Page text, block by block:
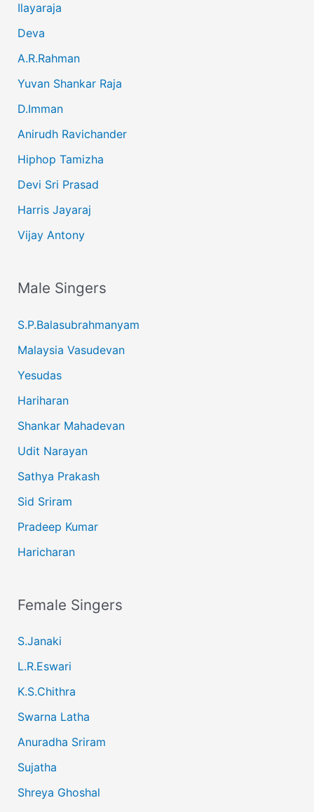
Ilayaraja
Deva
A.R.Rahman
Yuvan Shankar Raja
D.Imman
Anirudh Ravichander
Hiphop Tamizha
Devi Sri Prasad
Harris Jayaraj
Vijay Antony
Male Singers
S.P.Balasubrahmanyam
Malaysia Vasudevan
Yesudas
Hariharan
Shankar Mahadevan
Udit Narayan
Sathya Prakash
Sid Sriram
Pradeep Kumar
Haricharan
Female Singers
S.Janaki
L.R.Eswari
K.S.Chithra
Swarna Latha
Anuradha Sriram
Sujatha
Shreya Ghoshal